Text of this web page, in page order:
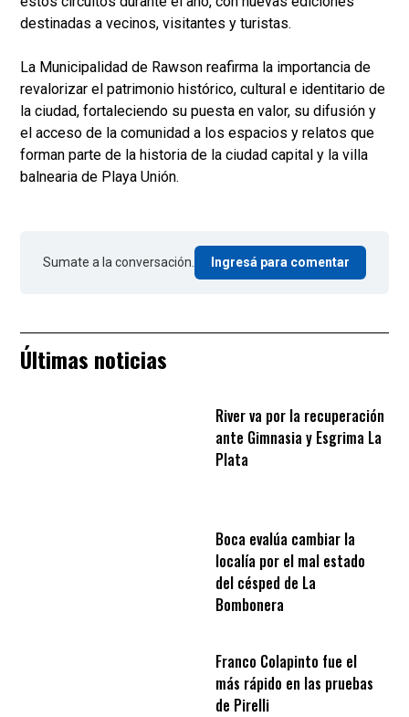
destinadas a vecinos, visitantes y turistas.
La Municipalidad de Rawson reafirma la importancia de
revalorizar el patrimonio histórico, cultural e identitario de
la ciudad, fortaleciendo su puesta en valor, su difusión y
el acceso de la comunidad a los espacios y relatos que
forman parte de la historia de la ciudad capital y la villa
balnearia de Playa Unión.
Sumate a la conversación. Ingresá para comentar
Últimas noticias
River va por la recuperación
ante Gimnasia y Esgrima La
Plata
Boca evalúa cambiar la
localía por el mal estado
del césped de La
Bombonera
Franco Colapinto fue el
más rápido en las pruebas
de Pirelli